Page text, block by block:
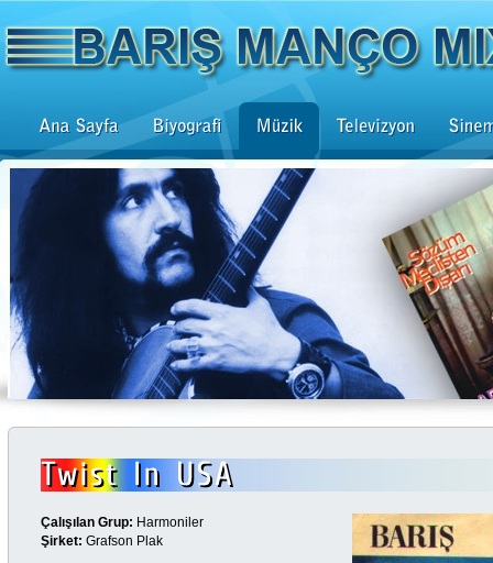
Çalışılan Grup: Harmoniler
Şirket: Grafson Plak